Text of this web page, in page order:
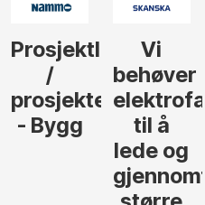
Anlegg
søker
Driftsleder
Elektro
Automasjon
Senior
Kalkulatør
- Asker